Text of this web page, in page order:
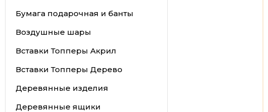
Бумага подарочная и банты
Воздушные шары
Вставки Топперы Акрил
Вставки Топперы Дерево
Деревянные изделия
Деревянные ящики